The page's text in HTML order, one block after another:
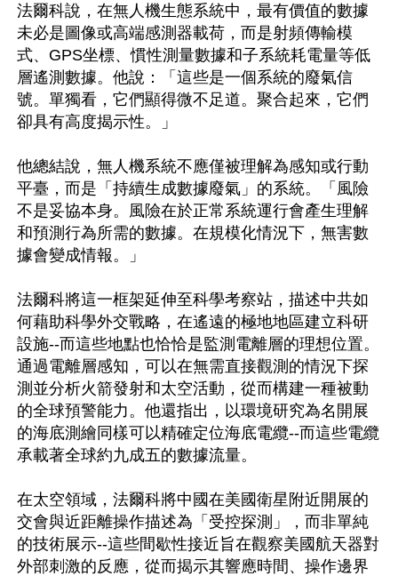
法爾科說，在無人機生態系統中，最有價值的數據
未必是圖像或高端感測器載荷，而是射頻傳輸模
式、GPS坐標、慣性測量數據和子系統耗電量等低
層遙測數據。他說：「這些是一個系統的廢氣信
號。單獨看，它們顯得微不足道。聚合起來，它們
卻具有高度揭示性。」
他總結說，無人機系統不應僅被理解為感知或行動
平臺，而是「持續生成數據廢氣」的系統。「風險
不是妥協本身。風險在於正常系統運行會產生理解
和預測行為所需的數據。在規模化情況下，無害數
據會變成情報。」
法爾科將這一框架延伸至科學考察站，描述中共如
何藉助科學外交戰略，在遙遠的極地地區建立科研
設施--而這些地點也恰恰是監測電離層的理想位置。
通過電離層感知，可以在無需直接觀測的情況下探
測並分析火箭發射和太空活動，從而構建一種被動
的全球預警能力。他還指出，以環境研究為名開展
的海底測繪同樣可以精確定位海底電纜--而這些電纜
承載著全球約九成五的數據流量。
在太空領域，法爾科將中國在美國衛星附近開展的
交會與近距離操作描述為「受控探測」，而非單純
的技術展示--這些間歇性接近旨在觀察美國航天器對
外部刺激的反應，從而揭示其響應時間、操作邊界